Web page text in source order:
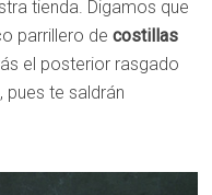
tienda. Digamos que
parrillero de costillas
el posterior rasgado
pues te saldrán